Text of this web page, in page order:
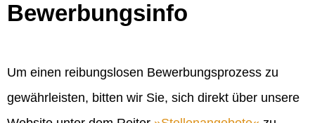
Bewerbungsinfo
Um einen reibungslosen Bewerbungsprozess zu
gewährleisten, bitten wir Sie, sich direkt über unsere